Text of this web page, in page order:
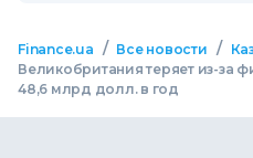
Finance.ua / Все новости /
Великобритания теряет из-за
48,6 млрд долл. в год